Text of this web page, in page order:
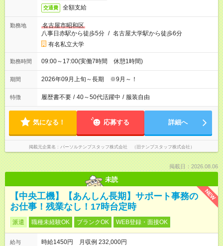
交通費 全額支給
勤務地
名古屋市昭和区
八事日赤駅から徒歩5分 / 名古屋大学駅から徒歩6分
有名私立大学
勤務時間 09:00～17:00(実働7時間 休憩1時間)
期間 2026年09月上旬～長期 ※9月～！
特徴 履歴書不要 / 40～50代活躍中 / 服装自由
気になる！ 応募する 詳細へ
掲載元企業名 パーソルテンプスタッフ株式会社 （旧テンプスタッフ株式会社）
掲載日：2026.08.06
未読
NEW
【中央工機】【あんしん長期】サポート事務の
お仕事！残業なし！17時台定時
派遣 職種未経験OK ブランクOK WEB登録・面接OK
給与
時給1450円 月収例 232,000円